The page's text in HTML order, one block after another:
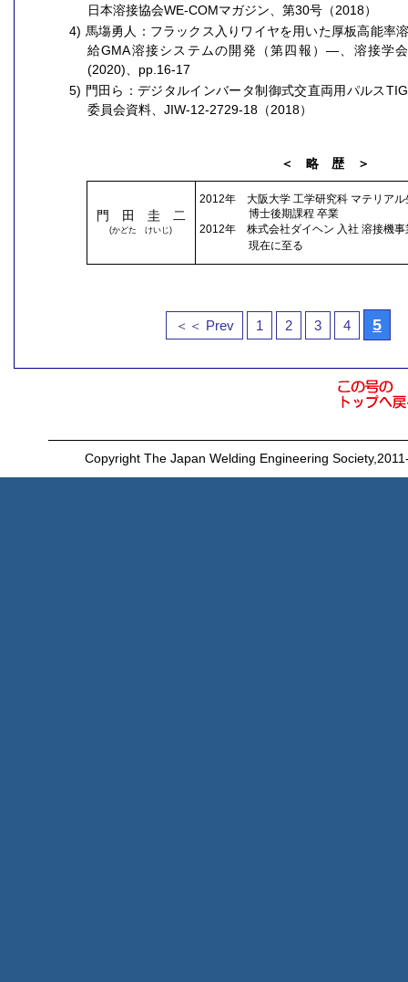
日本溶接協会WE-COMマガジン、第30号（2018）
4) 馬塲勇人：フラックス入りワイヤを用いた厚板高能率
給GMA溶接システムの開発（第四報）―、溶接学
(2020)、pp.16-17
5) 門田ら：デジタルインバータ制御式交直両用パルス
委員会資料、JIW-12-2729-18（2018）
＜ 略 歴 ＞
門 田 圭 二
(かどた けいじ)
2012年 大阪大学 工学研究科 マテリアル
博士後期課程 卒業
2012年 株式会社ダイヘン 入社 溶接機事
現在に至る
＜＜ Prev 1 2 3 4 5
Copyright The Japan Welding Engineering